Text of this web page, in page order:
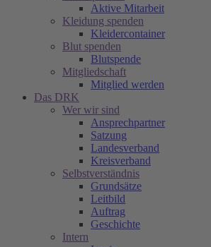
Aktive Mitarbeit
Kleidung spenden
Kleidercontainer
Blut spenden
Blutspende
Mitgliedschaft
Mitglied werden
Das DRK
Wer wir sind
Ansprechpartner
Satzung
Landesverband
Kreisverband
Selbstverständnis
Grundsätze
Leitbild
Auftrag
Geschichte
Intern